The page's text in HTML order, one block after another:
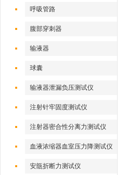
呼吸管路
腹部穿刺器
输液器
球囊
输液器泄漏负压测试仪
注射针牢固度测试仪
注射器密合性分离力测试仪
血液浓缩器血室压力降测试仪
安瓿折断力测试仪